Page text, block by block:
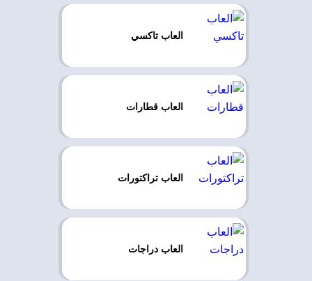
العاب تاكسي
العاب قطارات
العاب تراكتورات
العاب دراجات